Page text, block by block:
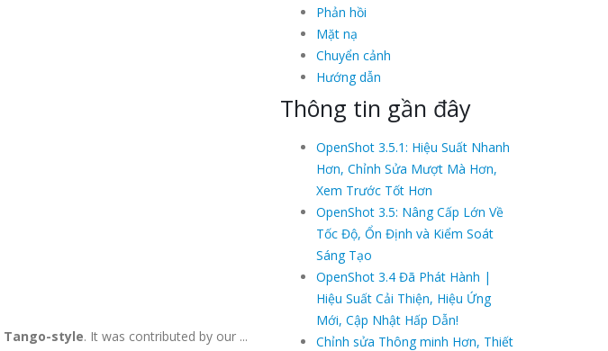
Tango-style. It was contributed by our ...
Phản hồi
Mặt nạ
Chuyển cảnh
Hướng dẫn
Thông tin gần đây
OpenShot 3.5.1: Hiệu Suất Nhanh
Hơn, Chỉnh Sửa Mượt Mà Hơn,
Xem Trước Tốt Hơn
OpenShot 3.5: Nâng Cấp Lớn Về
Tốc Độ, Ổn Định và Kiểm Soát
Sáng Tạo
OpenShot 3.4 Đã Phát Hành |
Hiệu Suất Cải Thiện, Hiệu Ứng
Mới, Cập Nhật Hấp Dẫn!
Chỉnh sửa Thông minh Hơn, Thiết